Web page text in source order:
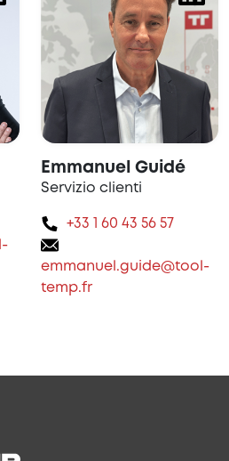
Emmanuel Guidé
Servizio clienti
+33 1 60 43 56 57
emmanuel.guide@tool-
temp.fr